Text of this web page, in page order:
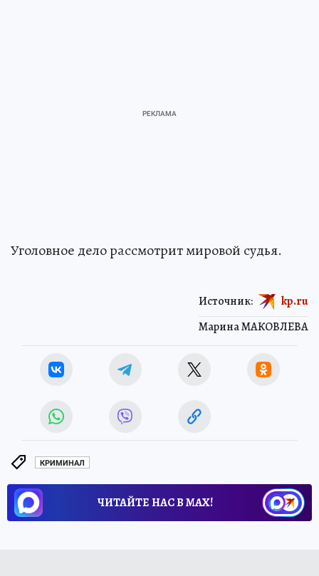
Уголовное дело рассмотрит мировой судья.
Марина МАКОВЛЕВА
Источник: kp.ru
КРИМИНАЛ
ЧИТАЙТЕ НАС В МАХ!